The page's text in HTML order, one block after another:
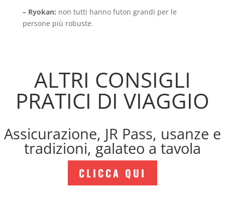
– Ryokan: non tutti hanno futon grandi per le
persone più robuste.
ALTRI CONSIGLI
PRATICI DI VIAGGIO
Assicurazione, JR Pass, usanze e
tradizioni, galateo a tavola
CLICCA QUI